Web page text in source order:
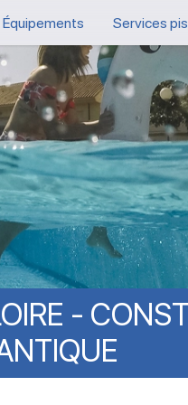
Équipements Services
-